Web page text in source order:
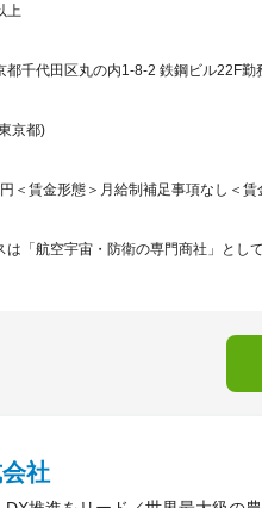
上
都千代田区丸の内1-8-2 鉄鋼ビル22F
京都)
＜賃金形態＞月給制補足事項なし＜
は「航空宇宙・防衛の専門商社」とし
社